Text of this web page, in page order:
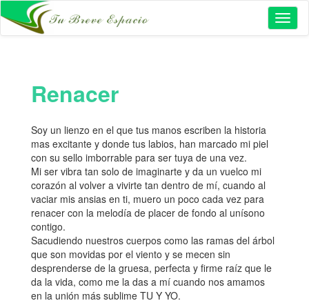
Renacer
Soy un lienzo en el que tus manos escriben la historia
mas excitante y donde tus labios, han marcado mi piel
con su sello imborrable para ser tuya de una vez.
Mi ser vibra tan solo de imaginarte y da un vuelco mi
corazón al volver a vivirte tan dentro de mí, cuando al
vaciar mis ansias en ti, muero un poco cada vez para
renacer con la melodía de placer de fondo al unísono
contigo.
Sacudiendo nuestros cuerpos como las ramas del árbol
que son movidas por el viento y se mecen sin
desprenderse de la gruesa, perfecta y firme raíz que le
da la vida, como me la das a mí cuando nos amamos
en la unión más sublime TU Y YO.